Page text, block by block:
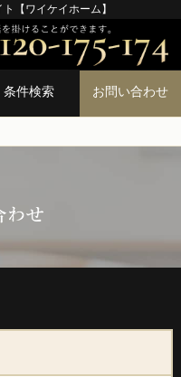
【ワイケイホーム】
条件検索 お問い合わせ